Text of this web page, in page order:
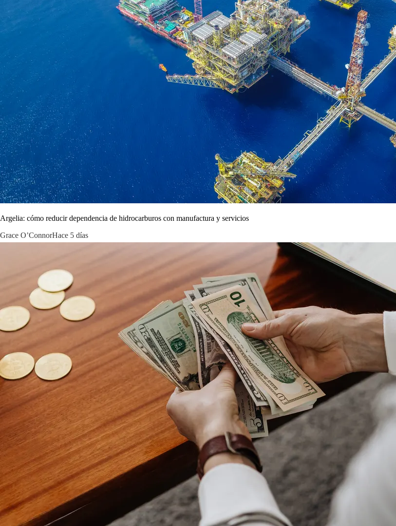
Argelia: cómo reducir dependencia de hidrocarburos con manufactura y servicios
Grace O’ConnorHace 5 días